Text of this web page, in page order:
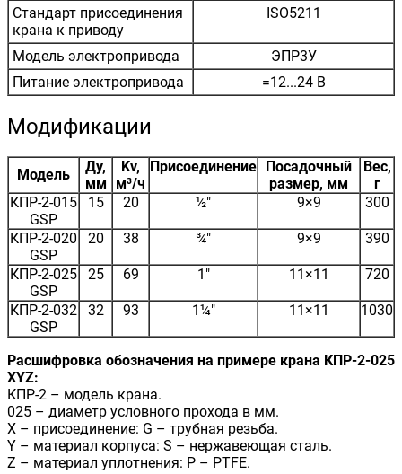
Стандарт присоединения
крана к приводу
ISO5211
Модель электропривода
ЭПР3У
Питание электропривода
=12...24 В
Модификации
Модель
Ду,
мм
Kv,
м³/ч
Присоединение
Посадочный
размер, мм
Вес,
г
КПР-2-015
GSP
15 20 ½" 9×9 300
КПР-2-020
GSP
20 38 ¾" 9×9 390
КПР-2-025
GSP
25 69 1" 11×11 720
КПР-2-032
GSP
32 93 1¼" 11×11 1030
Расшифровка обозначения на примере крана КПР-2-025
XYZ:
КПР-2 – модель крана.
025 – диаметр условного прохода в мм.
X – присоединение: G – трубная резьба.
Y – материал корпуса: S – нержавеющая сталь.
Z – материал уплотнения: P – PTFE.